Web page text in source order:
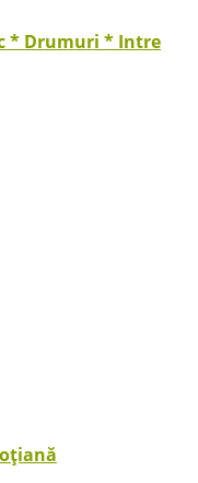
* Drumuri * Intre